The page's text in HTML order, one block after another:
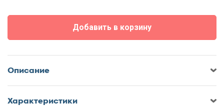
Добавить в корзину
Описание
Характеристики